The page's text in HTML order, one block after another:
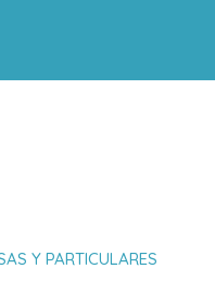
Y PARTICULARES